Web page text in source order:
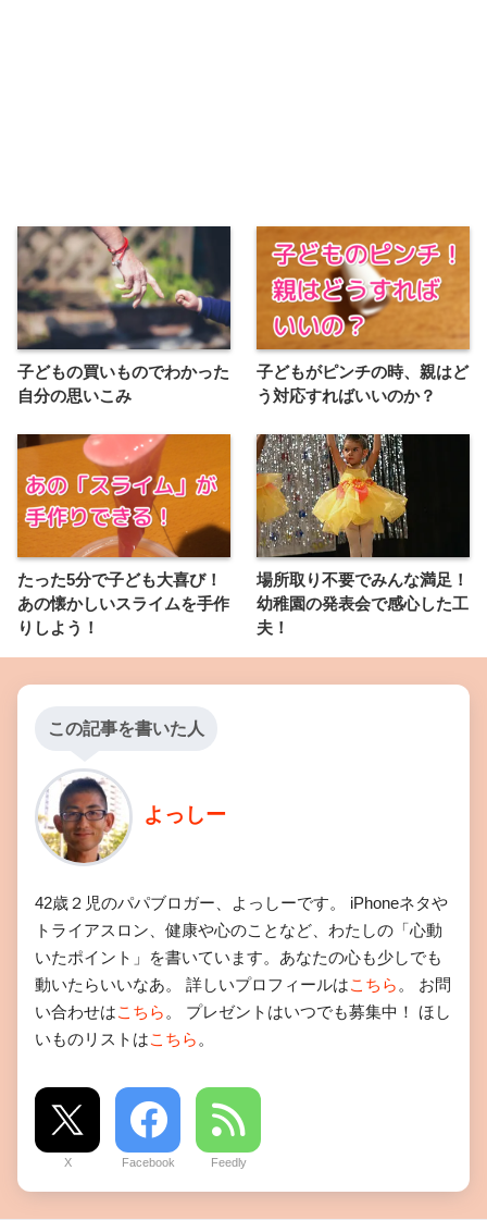
子どもの買いものでわかった
自分の思いこみ
子どもがピンチの時、親はど
う対応すればいいのか？
たった5分で子ども大喜び！
あの懐かしいスライムを手作
りしよう！
場所取り不要でみんな満足！
幼稚園の発表会で感心した工
夫！
この記事を書いた人
よっしー
42歳２児のパパブロガー、よっしーです。 iPhoneネタや
トライアスロン、健康や心のことなど、わたしの「心動
いたポイント」を書いています。あなたの心も少しでも
動いたらいいなあ。 詳しいプロフィールはこちら 。 お問
い合わせはこちら 。 プレゼントはいつでも募集中！ ほし
いものリストはこちら 。
X Facebook Feedly